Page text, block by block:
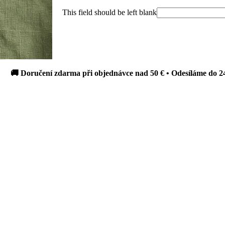
This field should be left blank
zdarma při objednávce nad 50 € • Odesíláme do 24 hodin